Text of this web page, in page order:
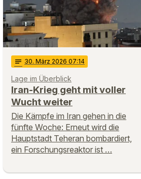
notes 30. März 2026 07:14
Lage im Überblick
Iran-Krieg geht mit voller
Wucht weiter
Die Kämpfe im Iran gehen in die
fünfte Woche: Erneut wird die
Hauptstadt Teheran bombardiert,
ein Forschungsreaktor ist …